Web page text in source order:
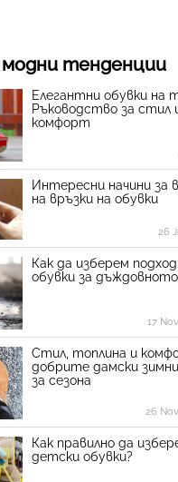
тенденции
Елегантни обувки на
Ръководство за стил
комфорт
Интересни начини за
на връзки на обувки
26
Как да изберем
обувки за
17
Стил, топлина и
добрите дамски
за сезона
26
Как правилно да
детски обувки?